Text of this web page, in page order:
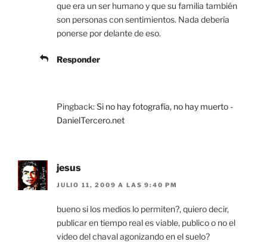
que era un ser humano y que su familia también
son personas con sentimientos. Nada debería
ponerse por delante de eso.
Responder
Pingback:Si no hay fotografía, no hay muerto -
DanielTercero.net
jesus
JULIO 11, 2009 A LAS 9:40 PM
bueno si los medios lo permiten?, quiero decir,
publicar en tiempo real es viable, publico o no el
video del chaval agonizando en el suelo?